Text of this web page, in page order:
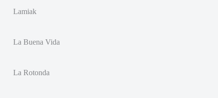
Lamiak
La Buena Vida
La Rotonda